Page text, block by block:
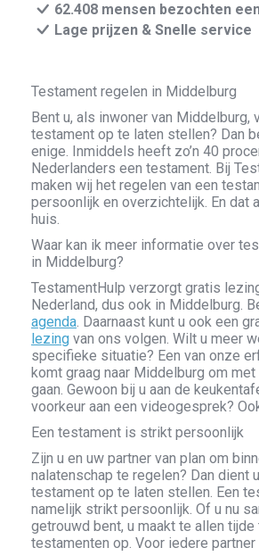
62.408 mensen bezochten
Lage prijzen & Snelle service
Testament regelen in Middelburg
Bent u, als inwoner van Middelburg,
testament op te laten stellen? Dan
enige. Inmiddels heeft zo’n 40
Nederlanders een testament. Bij
maken wij het regelen van een
persoonlijk en overzichtelijk. En dat
huis.
Waar kan ik meer informatie over
in Middelburg?
TestamentHulp verzorgt gratis
Nederland, dus ook in Middelburg.
agenda. Daarnaast kunt u ook een
lezing van ons volgen. Wilt u meer
specifieke situatie? Een van onze
komt graag naar Middelburg om
gaan. Gewoon bij u aan de
voorkeur aan een videogesprek?
Een testament is strikt persoonlijk
Zijn u en uw partner van plan om
nalatenschap te regelen? Dan dient
testament op te laten stellen. Een
namelijk strikt persoonlijk. Of u nu
getrouwd bent, u maakt te allen tijde
testamenten op. Voor iedere partner